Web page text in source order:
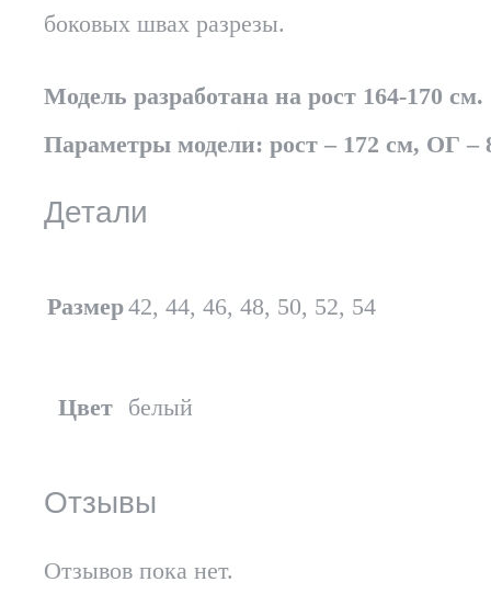
боковых швах разрезы.
Модель разработана на рост 164-170 см.
Параметры модели: рост – 172 см, ОГ
Детали
Размер42, 44, 46, 48, 50, 52, 54
Цвет белый
Отзывы
Отзывов пока нет.